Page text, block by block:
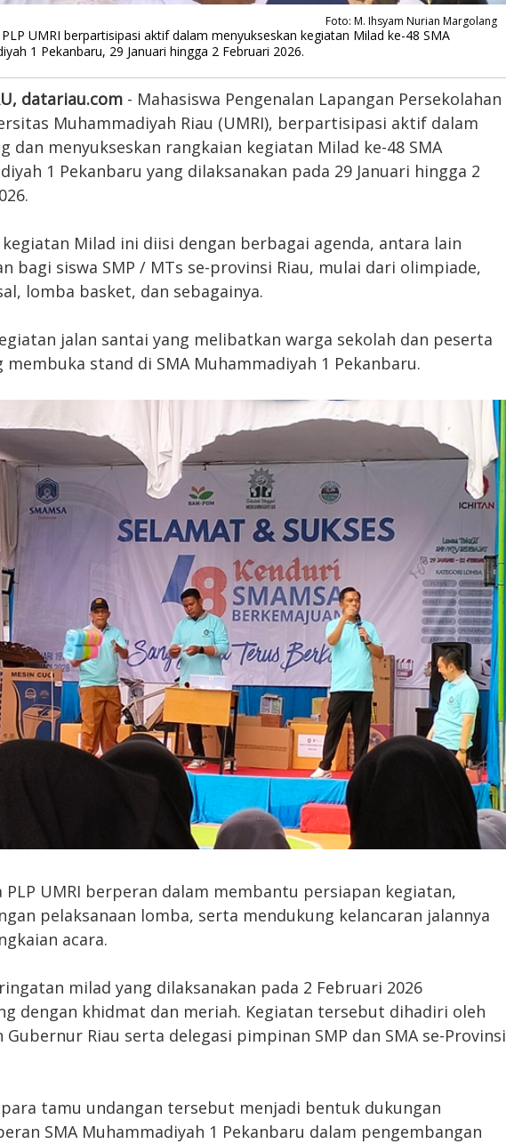
Foto: M. Ihsyam Nurian Margolang
UMRI berpartisipasi aktif dalam menyukseskan kegiatan Milad ke-48 SMA
1 Pekanbaru, 29 Januari hingga 2 Februari 2026.
datariau.com - Mahasiswa Pengenalan Lapangan Persekolahan
Muhammadiyah Riau (UMRI), berpartisipasi aktif dalam
dan menyukseskan rangkaian kegiatan Milad ke-48 SMA
1 Pekanbaru yang dilaksanakan pada 29 Januari hingga 2
kegiatan Milad ini diisi dengan berbagai agenda, antara lain
bagi siswa SMP / MTs se-provinsi Riau, mulai dari olimpiade,
lomba basket, dan sebagainya.
jalan santai yang melibatkan warga sekolah dan peserta
membuka stand di SMA Muhammadiyah 1 Pekanbaru.
PLP UMRI berperan dalam membantu persiapan kegiatan,
pelaksanaan lomba, serta mendukung kelancaran jalannya
acara.
milad yang dilaksanakan pada 2 Februari 2026
dengan khidmat dan meriah. Kegiatan tersebut dihadiri oleh
Gubernur Riau serta delegasi pimpinan SMP dan SMA se-Provinsi
tamu undangan tersebut menjadi bentuk dukungan
SMA Muhammadiyah 1 Pekanbaru dalam pengembangan